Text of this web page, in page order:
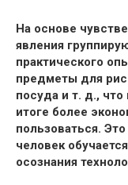
На основе
явления
практического
предметы для
посуда и т. д.,
итоге более
пользоваться.
человек
осознания